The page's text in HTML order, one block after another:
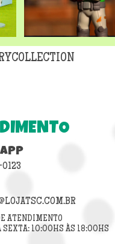
ATENDIMENTO
SEXTA: 10:00HS ÀS 18:00HS